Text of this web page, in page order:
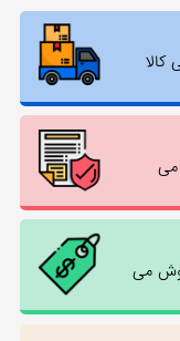
می
می